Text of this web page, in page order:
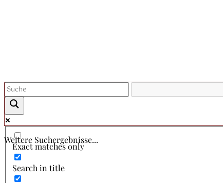
Weitere Suchergebnisse...
Exact matches only
Search in title